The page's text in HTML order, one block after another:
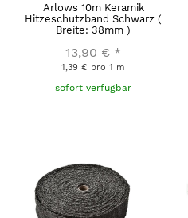
Arlows 10m Keramik
Hitzeschutzband Schwarz (
Breite: 38mm )
13,90 € *
1,39 € pro 1 m
sofort verfügbar